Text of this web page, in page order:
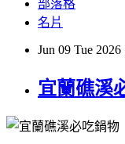
部落格
名片
Jun 09 Tue 2026
宜蘭礁溪